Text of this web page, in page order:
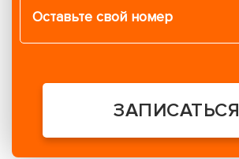
ЗАПИСАТЬСЯ